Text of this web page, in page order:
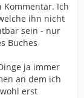
Kommentar. Ich
ihn nicht
sein - nur
Buches
ja immer
an dem ich
erst